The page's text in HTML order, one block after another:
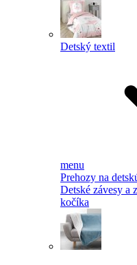
Detský textil
menu
Prehozy na
Detské závesy a
kočíka